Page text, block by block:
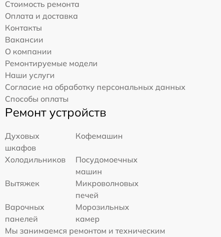
Стоимость ремонта
Оплата и доставка
Контакты
Вакансии
О компании
Ремонтируемые модели
Наши услуги
Согласие на обработку персональных данных
Способы оплаты
Ремонт устройств
Духовых
шкафов
Кофемашин
Холодильников
Посудомоечных
машин
Вытяжек
Микроволновых
печей
Варочных
панелей
Морозильных
камер
Мы занимаемся ремонтом и техническим